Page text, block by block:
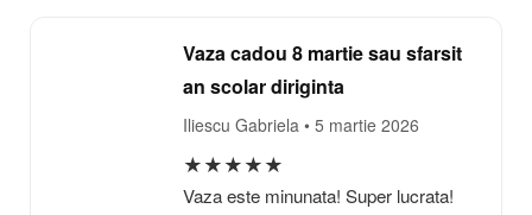
Vaza cadou 8 martie sau sfarsit
an scolar diriginta
Iliescu Gabriela • 5 martie 2026
★★★★★
Vaza este minunata! Super lucrata!